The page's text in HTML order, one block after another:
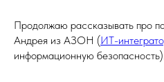
Продолжаю рассказывать про
Андрея из АЗОН (ИТ-
информационную